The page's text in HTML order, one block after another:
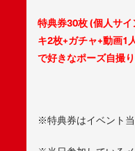
特典券30枚 (個人サ
キ2枚+ガチャ+動画1
で好きなポーズ自撮
※特典券はイベント当